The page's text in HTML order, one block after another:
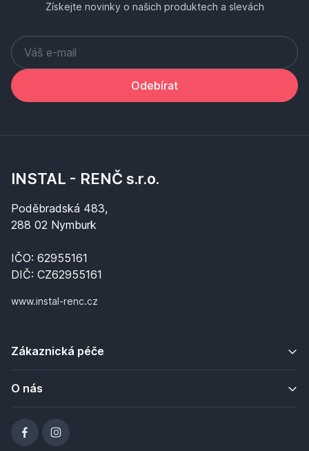
Získejte novinky o našich produktech a slevách
Odebírat
INSTAL - RENČ s.r.o.
Poděbradská 483,
288 02 Nymburk
IČO: 62955161
DIČ: CZ62955161
www.instal-renc.cz
Zákaznická péče
O nás